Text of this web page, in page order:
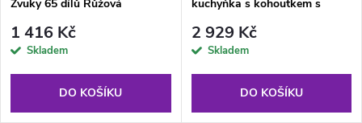
Zvuky 65 dílů Růžová
1 416 Kč
Skladem
DO KOŠÍKU
kuchyňka s kohoutkem s
2 929 Kč
Skladem
DO KOŠÍKU